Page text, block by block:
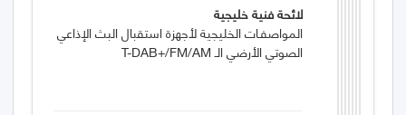
لائحة فنية خليجية
المواصفـات الخليجية لأجهزة استقبال البث الإذاعي
الصوتي الأرضي الـ T-DAB+/FM/AM